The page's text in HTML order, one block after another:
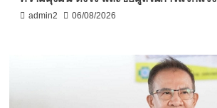
admin2 06/08/2026